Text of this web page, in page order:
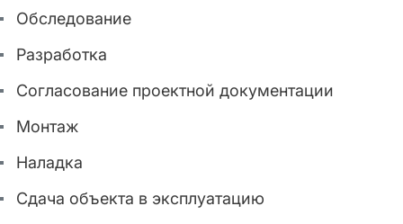
Обследование
Разработка
Согласование проектной документации
Монтаж
Наладка
Сдача объекта в эксплуатацию